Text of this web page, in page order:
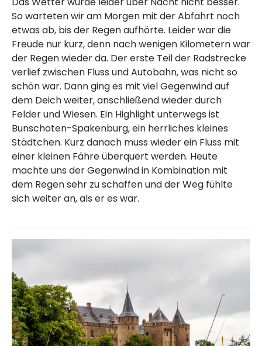
So warteten wir am Morgen mit der Abfahrt noch
etwas ab, bis der Regen aufhörte. Leider war die
Freude nur kurz, denn nach wenigen Kilometern war
der Regen wieder da. Der erste Teil der Radstrecke
verlief zwischen Fluss und Autobahn, was nicht so
schön war. Dann ging es mit viel Gegenwind auf
dem Deich weiter, anschließend wieder durch
Felder und Wiesen. Ein Highlight unterwegs ist
Bunschoten-Spakenburg, ein herrliches kleines
Städtchen. Kurz danach muss wieder ein Fluss mit
einer kleinen Fähre überquert werden. Heute
machte uns der Gegenwind in Kombination mit
dem Regen sehr zu schaffen und der Weg fühlte
sich weiter an, als er es war.